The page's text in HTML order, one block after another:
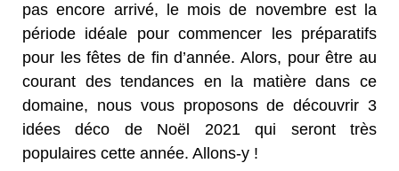
pas encore arrivé, le mois de novembre est la
période idéale pour commencer les préparatifs
pour les fêtes de fin d’année. Alors, pour être au
courant des tendances en la matière dans ce
domaine, nous vous proposons de découvrir 3
idées déco de Noël 2021 qui seront très
populaires cette année. Allons-y !